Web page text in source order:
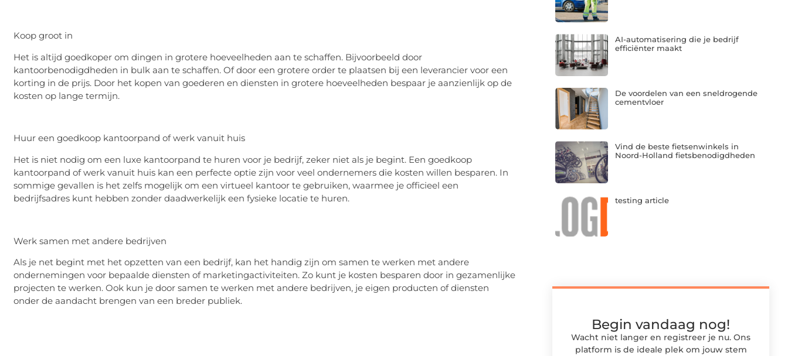
Koop groot in
Het is altijd goedkoper om dingen in grotere hoeveelheden aan te schaffen. Bijvoorbeeld door
kantoorbenodigdheden in bulk aan te schaffen. Of door een grotere order te plaatsen bij een leverancier voor een
korting in de prijs. Door het kopen van goederen en diensten in grotere hoeveelheden bespaar je aanzienlijk op de
kosten op lange termijn.
Huur een goedkoop kantoorpand of werk vanuit huis
Het is niet nodig om een luxe kantoorpand te huren voor je bedrijf, zeker niet als je begint. Een goedkoop
kantoorpand of werk vanuit huis kan een perfecte optie zijn voor veel ondernemers die kosten willen besparen. In
sommige gevallen is het zelfs mogelijk om een virtueel kantoor te gebruiken, waarmee je officieel een
bedrijfsadres kunt hebben zonder daadwerkelijk een fysieke locatie te huren.
Werk samen met andere bedrijven
Als je net begint met het opzetten van een bedrijf, kan het handig zijn om samen te werken met andere
ondernemingen voor bepaalde diensten of marketingactiviteiten. Zo kunt je kosten besparen door in gezamenlijke
projecten te werken. Ook kun je door samen te werken met andere bedrijven, je eigen producten of diensten
onder de aandacht brengen van een breder publiek.
AI-automatisering die je bedrijf
efficiënter maakt
De voordelen van een sneldrogende
cementvloer
Vind de beste fietsenwinkels in
Noord-Holland fietsbenodigdheden
testing article
Begin vandaag nog!
Wacht niet langer en registreer je nu. Ons
platform is de ideale plek om jouw stem